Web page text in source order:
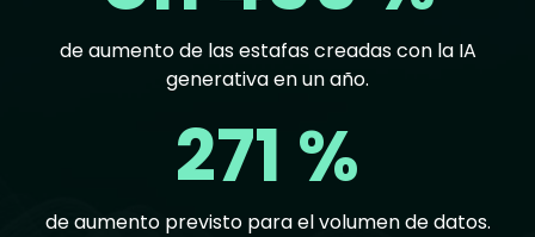
de aumento de las estafas creadas con la IA
generativa en un año.
271 %
de aumento previsto para el volumen de datos.